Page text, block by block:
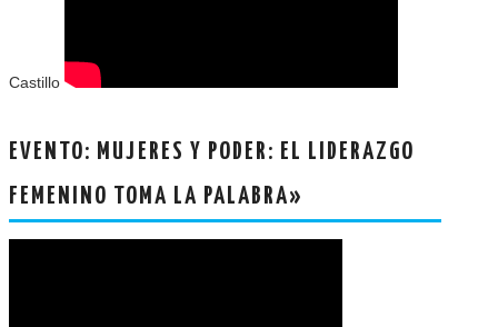
Castillo
EVENTO: MUJERES Y PODER: EL LIDERAZGO
FEMENINO TOMA LA PALABRA»